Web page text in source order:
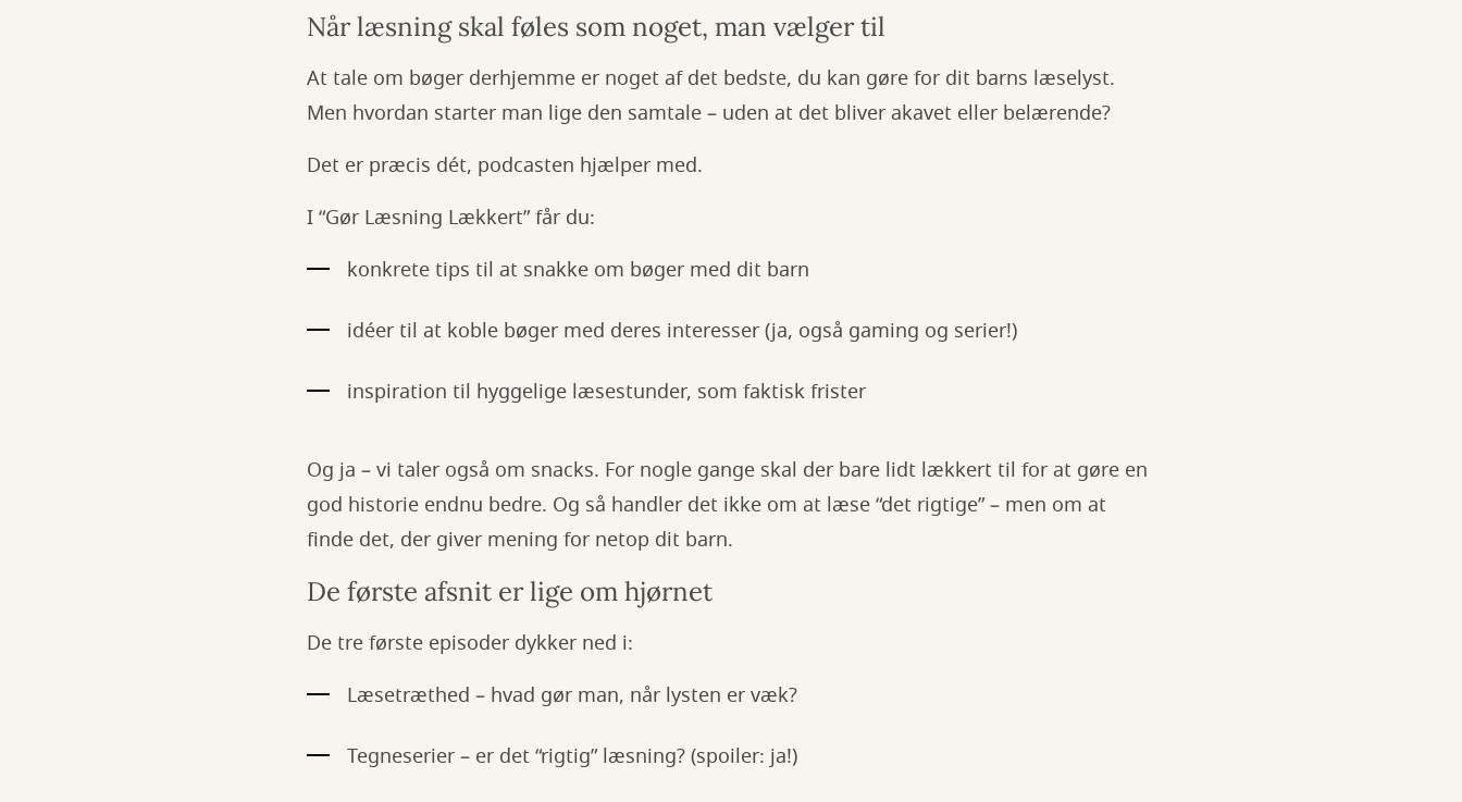
Når læsning skal føles som noget, man vælger til
At tale om bøger derhjemme er noget af det bedste, du kan gøre for dit barns læselyst.
Men hvordan starter man lige den samtale – uden at det bliver akavet eller belærende?
Det er præcis dét, podcasten hjælper med.
I “Gør Læsning Lækkert” får du:
konkrete tips til at snakke om bøger med dit barn
idéer til at koble bøger med deres interesser (ja, også gaming og serier!)
inspiration til hyggelige læsestunder, som faktisk frister
Og ja – vi taler også om snacks. For nogle gange skal der bare lidt lækkert til for at gøre en
god historie endnu bedre. Og så handler det ikke om at læse “det rigtige” – men om at
finde det, der giver mening for netop dit barn.
De første afsnit er lige om hjørnet
De tre første episoder dykker ned i:
Læsetræthed – hvad gør man, når lysten er væk?
Tegneserier – er det “rigtig” læsning? (spoiler: ja!)